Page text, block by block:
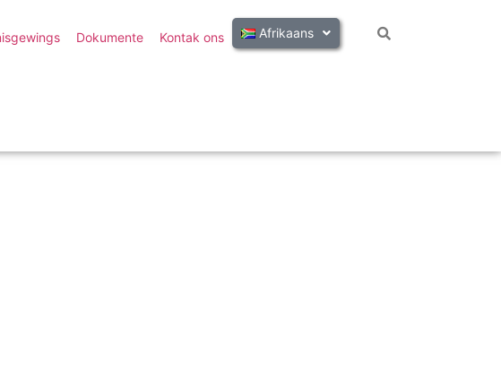
Dokumente Kontak ons Afrikaans